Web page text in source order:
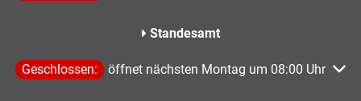
Standesamt
Klicken, um weitere Öffnungs- oder Schließzeiten
Geschlossen: öffnet nächsten Montag um 08:00 Uhr